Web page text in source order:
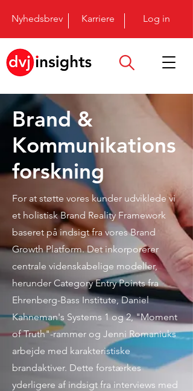
Nyhedsbrev Karriere Log in
Brand &
Kommunikations
forskning
For at støtte vores kunder udviklede vi
et holistisk Brand Reality Framework
baseret på indsigt fra vores Brand
Growth Platform. Det inkorporerer
centrale videnskabelige modeller,
herunder Category Entry Points fra
Ehrenberg-Bass Institute, Daniel
Kahneman's Systems 1 og 2, "Moment
of Truth"-rammer og Jenni Romaniuks
arbejde med karakteristiske
brandaktiver. Dette forstærkes
yderligere af indsigt fra interviews med